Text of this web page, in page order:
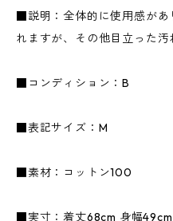
■説明：全体的に使用感があ
れますが、その他目立った汚
■コンディション：B
■表記サイズ：M
■素材：コットン100
■実寸：着丈68cm 身幅